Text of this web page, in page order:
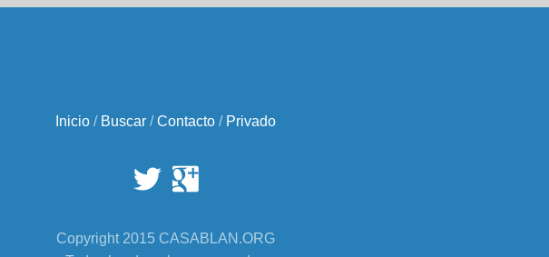
Inicio / Buscar /Contacto / Privado
Copyright 2015 CASABLAN.ORG